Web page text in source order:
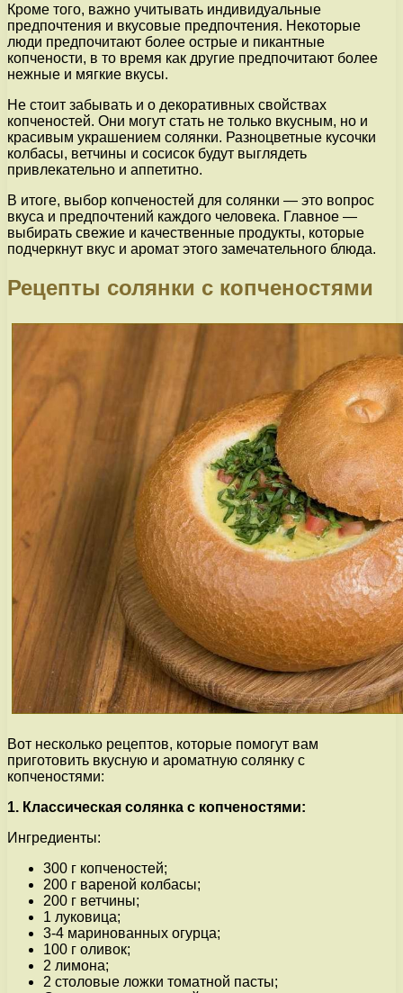
Кроме того, важно учитывать индивидуальные
предпочтения и вкусовые предпочтения. Некоторые
люди предпочитают более острые и пикантные
копчености, в то время как другие предпочитают более
нежные и мягкие вкусы.
Не стоит забывать и о декоративных свойствах
копченостей. Они могут стать не только вкусным, но и
красивым украшением солянки. Разноцветные кусочки
колбасы, ветчины и сосисок будут выглядеть
привлекательно и аппетитно.
В итоге, выбор копченостей для солянки — это вопрос
вкуса и предпочтений каждого человека. Главное —
выбирать свежие и качественные продукты, которые
подчеркнут вкус и аромат этого замечательного блюда.
Рецепты солянки с копченостями
Вот несколько рецептов, которые помогут вам
приготовить вкусную и ароматную солянку с
копченостями:
1. Классическая солянка с копченостями:
Ингредиенты:
300 г копченостей;
200 г вареной колбасы;
200 г ветчины;
1 луковица;
3-4 маринованных огурца;
100 г оливок;
2 лимона;
2 столовые ложки томатной пасты;